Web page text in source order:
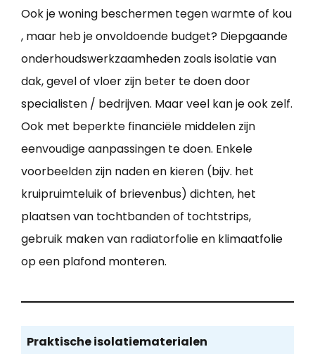
Ook je woning beschermen tegen warmte of kou
, maar heb je onvoldoende budget? Diepgaande
onderhoudswerkzaamheden zoals isolatie van
dak, gevel of vloer zijn beter te doen door
specialisten / bedrijven. Maar veel kan je ook zelf.
Ook met beperkte financiële middelen zijn
eenvoudige aanpassingen te doen. Enkele
voorbeelden zijn naden en kieren (bijv. het
kruipruimteluik of brievenbus) dichten, het
plaatsen van tochtbanden of tochtstrips,
gebruik maken van radiatorfolie en klimaatfolie
op een plafond monteren.
Praktische isolatiematerialen